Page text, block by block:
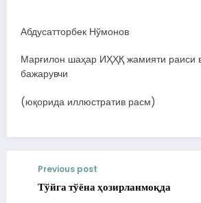
Абдусатторбек Нўмонов
Марғилон шаҳар ИҲҲҚ жамияти раиси
бажарувчи
(юқорида иллюстратив расм)
Previous post
Тўйга тўёна ҳозирланмоқда